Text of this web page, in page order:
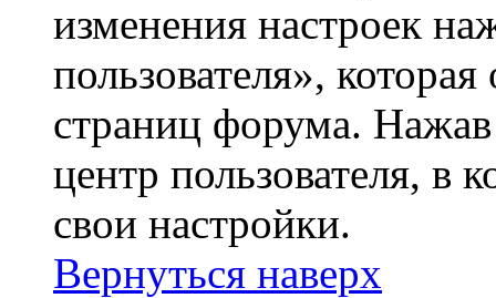
изменения настроек
пользователя»,
страниц форума.
центр пользователя, в
свои настройки.
Вернуться наверх